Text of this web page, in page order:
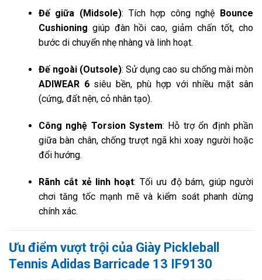
Đế giữa (Midsole): Tích hợp công nghệ
Bounce
Cushioning giúp đàn hồi cao, giảm chấn tốt, cho
bước di chuyển nhẹ nhàng và linh hoạt.
Đế ngoài (Outsole): Sử dụng cao su chống mài mòn
ADIWEAR 6siêu bền, phù hợp với nhiều mặt sân
(cứng, đất nện, cỏ nhân tạo).
Công nghệ Torsion System: Hỗ trợ ổn định phần
giữa bàn chân, chống trượt ngã khi xoay người hoặc
đổi hướng.
Rãnh cắt xẻ linh hoạt: Tối ưu độ bám, giúp người
chơi tăng tốc mạnh mẽ và kiểm soát phanh dừng
chính xác.
Ưu điểm vượt trội của Giày Pickleball
Tennis Adidas Barricade 13 IF9130